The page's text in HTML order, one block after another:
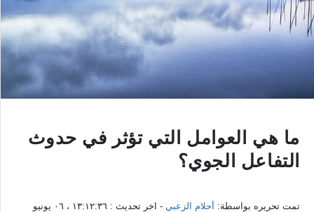
ما هي العوامل التي تؤثر في حدوث
التفاعل الجوي؟
تمت تحريره بواسطة: أحلام الزعبي - اخر تحديث :
١٣:١٢:٣٦ ، ٠٦ يونيو